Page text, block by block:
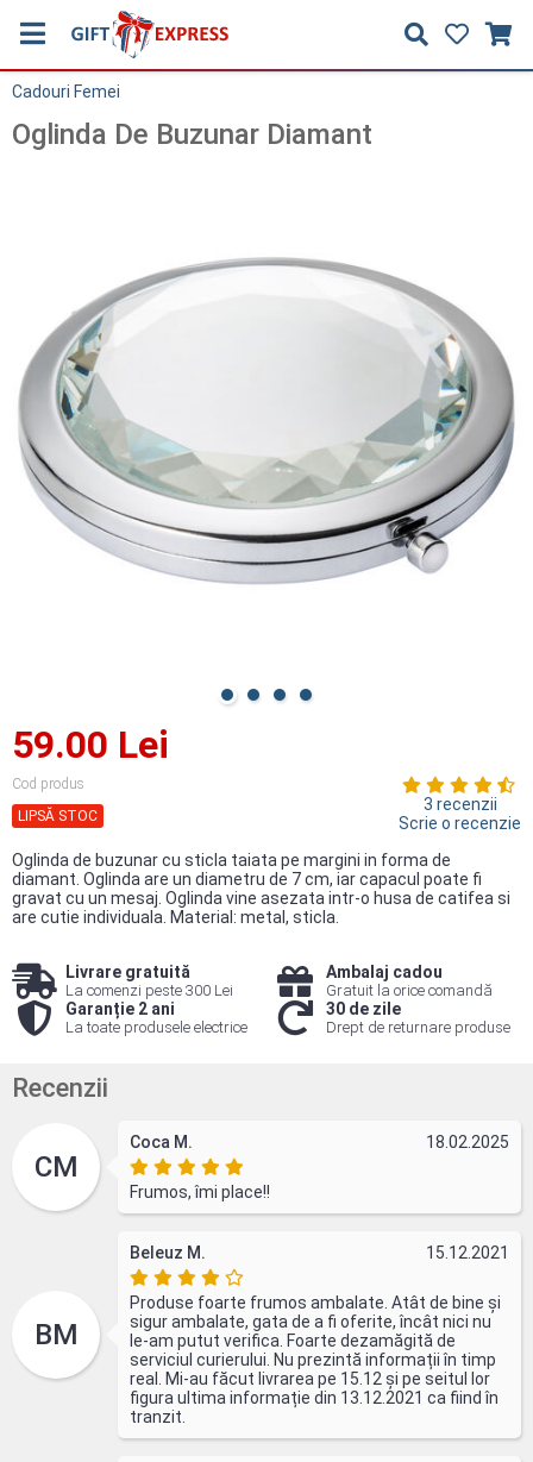
Cadouri Femei
Oglinda De Buzunar Diamant
59.00 Lei
Cod produs
LIPSĂ STOC
3 recenzii
Scrie o recenzie
Oglinda de buzunar cu sticla taiata pe margini in forma de
diamant. Oglinda are un diametru de 7 cm, iar capacul poate fi
gravat cu un mesaj. Oglinda vine asezata intr-o husa de catifea si
are cutie individuala. Material: metal, sticla.
Livrare gratuită
La comenzi peste 300 Lei
Ambalaj cadou
Gratuit la orice comandă
Garanție 2 ani
La toate produsele electrice
30 de zile
Drept de returnare produse
Recenzii
CM
Coca M. 18.02.2025
Frumos, îmi place!!
BM
Beleuz M. 15.12.2021
Produse foarte frumos ambalate. Atât de bine și
sigur ambalate, gata de a fi oferite, încât nici nu
le-am putut verifica. Foarte dezamăgită de
serviciul curierului. Nu prezintă informații în timp
real. Mi-au făcut livrarea pe 15.12 și pe seitul lor
figura ultima informație din 13.12.2021 ca fiind în
tranzit.